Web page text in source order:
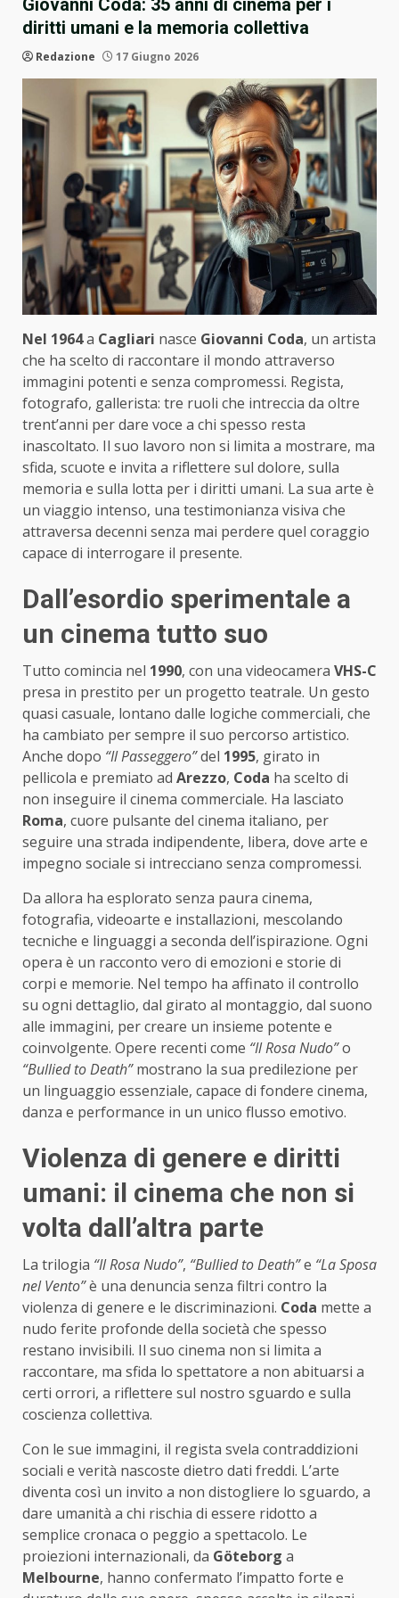
Giovanni Coda: 35 anni di cinema per i
diritti umani e la memoria collettiva
Redazione 17 Giugno 2026
Nel 1964a Cagliari nasce Giovanni Coda, un artista
che ha scelto di raccontare il mondo attraverso
immagini potenti e senza compromessi. Regista,
fotografo, gallerista: tre ruoli che intreccia da oltre
trent’anni per dare voce a chi spesso resta
inascoltato. Il suo lavoro non si limita a mostrare, ma
sfida, scuote e invita a riflettere sul dolore, sulla
memoria e sulla lotta per i diritti umani. La sua arte è
un viaggio intenso, una testimonianza visiva che
attraversa decenni senza mai perdere quel coraggio
capace di interrogare il presente.
Dall’esordio sperimentale a
un cinema tutto suo
Tutto comincia nel 1990, con una videocamera VHS-C
presa in prestito per un progetto teatrale. Un gesto
quasi casuale, lontano dalle logiche commerciali, che
ha cambiato per sempre il suo percorso artistico.
Anche dopo “Il Passeggero”del 1995, girato in
pellicola e premiato ad Arezzo, Coda ha scelto di
non inseguire il cinema commerciale. Ha lasciato
Roma, cuore pulsante del cinema italiano, per
seguire una strada indipendente, libera, dove arte e
impegno sociale si intrecciano senza compromessi.
Da allora ha esplorato senza paura cinema,
fotografia, videoarte e installazioni, mescolando
tecniche e linguaggi a seconda dell’ispirazione. Ogni
opera è un racconto vero di emozioni e storie di
corpi e memorie. Nel tempo ha affinato il controllo
su ogni dettaglio, dal girato al montaggio, dal suono
alle immagini, per creare un insieme potente e
coinvolgente. Opere recenti come “Il Rosa Nudo”o
“Bullied to Death”mostrano la sua predilezione per
un linguaggio essenziale, capace di fondere cinema,
danza e performance in un unico flusso emotivo.
Violenza di genere e diritti
umani: il cinema che non si
volta dall’altra parte
La trilogia “Il Rosa Nudo”, “Bullied to Death”e “La Sposa
nel Vento”è una denuncia senza filtri contro la
violenza di genere e le discriminazioni. Coda mette a
nudo ferite profonde della società che spesso
restano invisibili. Il suo cinema non si limita a
raccontare, ma sfida lo spettatore a non abituarsi a
certi orrori, a riflettere sul nostro sguardo e sulla
coscienza collettiva.
Con le sue immagini, il regista svela contraddizioni
sociali e verità nascoste dietro dati freddi. L’arte
diventa così un invito a non distogliere lo sguardo, a
dare umanità a chi rischia di essere ridotto a
semplice cronaca o peggio a spettacolo. Le
proiezioni internazionali, da Göteborg a
Melbourne, hanno confermato l’impatto forte e